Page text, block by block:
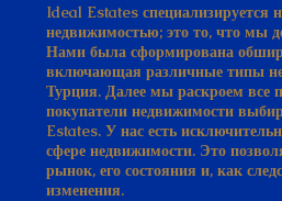
Ideal Estates специализируется
недвижимостью; это то, что мы
Нами была сформирована
включающая различные типы
Турция. Далее мы раскроем все
покупатели недвижимости
Estates. У нас есть
сфере недвижимости. Это
рынок, его состояния и, как
изменения.